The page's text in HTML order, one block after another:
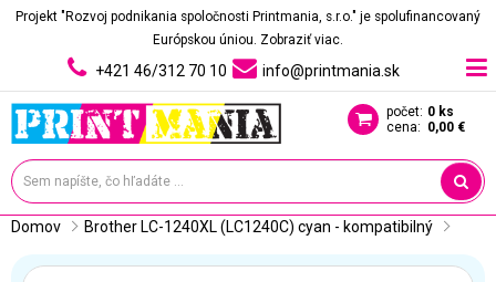
Projekt "Rozvoj podnikania spoločnosti Printmania, s.r.o." je spolufinancovaný
Európskou úniou. Zobraziť viac.
+421 46/312 70 10 info@printmania.sk
počet: 0 ks
cena: 0,00 €
Domov Brother LC-1240XL (LC1240C) cyan - kompatibilný